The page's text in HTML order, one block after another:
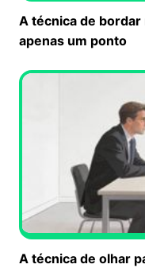
A técnica de
apenas um ponto
A técnica de olhar